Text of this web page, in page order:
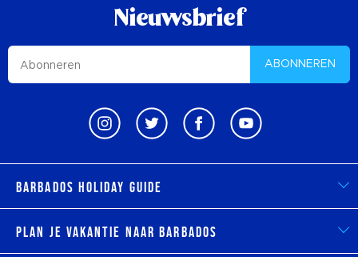
Nieuwsbrief
ABONNEREN
Barbados Holiday Guide
Plan je vakantie naar Barbados